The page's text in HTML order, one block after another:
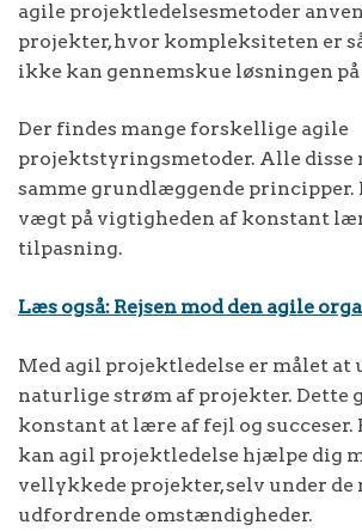
agile projektledelsesmetoder
projekter, hvor kompleksiteten er
ikke kan gennemskue løsningen
Der findes mange forskellige agile
projektstyringsmetoder. Alle disse
samme grundlæggende principper.
vægt på vigtigheden af konstant
tilpasning.
Læs også: Rejsen mod den agile
Med agil projektledelse er målet at
naturlige strøm af projekter. Dette
konstant at lære af fejl og succeser.
kan agil projektledelse hjælpe dig
vellykkede projekter, selv under de
udfordrende omstændigheder.